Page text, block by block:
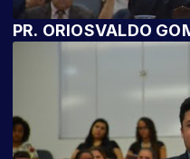
PR. ORIOSVALDO